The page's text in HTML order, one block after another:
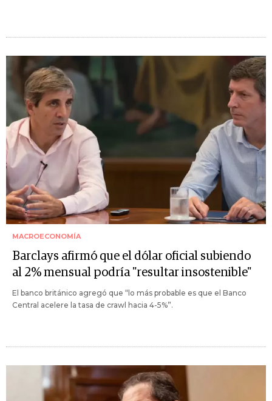
MACROECONOMÍA
Barclays afirmó que el dólar oficial subiendo
al 2% mensual podría "resultar insostenible"
El banco británico agregó que “lo más probable es que el Banco
Central acelere la tasa de crawl hacia 4-5%”.